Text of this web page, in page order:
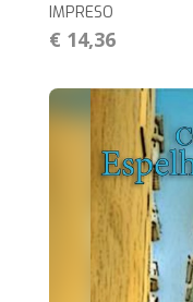
IMPRESO
€ 14,36